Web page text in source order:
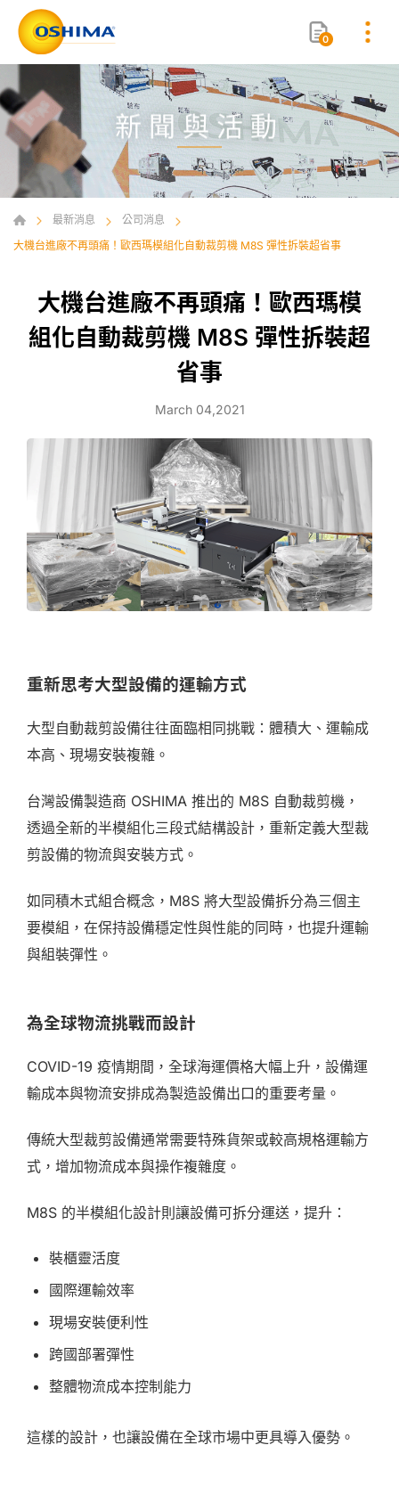
0
新聞與活動
最新消息
公司消息
大機台進廠不再頭痛！歐西瑪模組化自動裁剪機 M8S 彈性拆裝超省事
大機台進廠不再頭痛！歐西瑪模
組化自動裁剪機 M8S 彈性拆裝超
省事
March 04,2021
重新思考大型設備的運輸方式
大型自動裁剪設備往往面臨相同挑戰：體積大、運輸成
本高、現場安裝複雜。
台灣設備製造商 OSHIMA 推出的 M8S 自動裁剪機，
透過全新的半模組化三段式結構設計，重新定義大型裁
剪設備的物流與安裝方式。
如同積木式組合概念，M8S 將大型設備拆分為三個主
要模組，在保持設備穩定性與性能的同時，也提升運輸
與組裝彈性。
為全球物流挑戰而設計
COVID-19 疫情期間，全球海運價格大幅上升，設備運
輸成本與物流安排成為製造設備出口的重要考量。
傳統大型裁剪設備通常需要特殊貨架或較高規格運輸方
式，增加物流成本與操作複雜度。
M8S 的半模組化設計則讓設備可拆分運送，提升：
裝櫃靈活度
國際運輸效率
現場安裝便利性
跨國部署彈性
整體物流成本控制能力
這樣的設計，也讓設備在全球市場中更具導入優勢。